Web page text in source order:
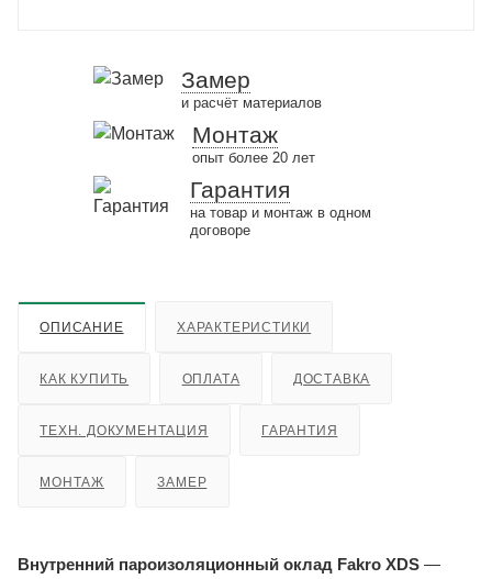
Замер
и расчёт материалов
Монтаж
опыт более 20 лет
Гарантия
на товар и монтаж в одном
договоре
ОПИСАНИЕ ХАРАКТЕРИСТИКИ
КАК КУПИТЬ ОПЛАТА ДОСТАВКА
ТЕХН. ДОКУМЕНТАЦИЯ ГАРАНТИЯ
МОНТАЖ ЗАМЕР
Внутренний пароизоляционный оклад Fakro XDS —